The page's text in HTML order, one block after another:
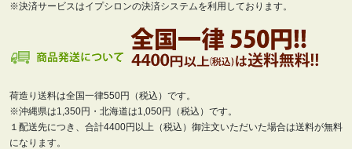
※決済サービスはイプシロンの決済システムを利用しております。
荷造り送料は全国一律550円（税込）です。
※沖縄県は1,350円・北海道は1,050円（税込）です。
１配送先につき、合計4400円以上（税込）御注文いただいた場合は送料が無料
になります。